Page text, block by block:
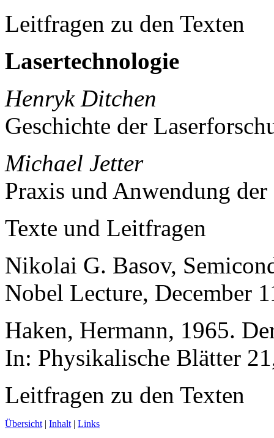
Leitfragen zu den Texten
Lasertechnologie
Henryk Ditchen
Geschichte der
Michael Jetter
Praxis und Anwendung
Texte und Leitfragen
Nikolai G. Basov,
Nobel Lecture, December
Haken, Hermann, 1965.
In: Physikalische Blätter
Leitfragen zu den Texten
Übersicht | Inhalt | Links